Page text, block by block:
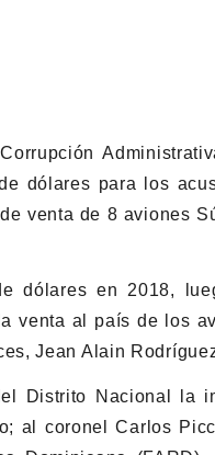
dólares para los
venta de 8 aviones
dólares en 2018,
venta al país de los
Jean Alain
Distrito Nacional la
al coronel Carlos